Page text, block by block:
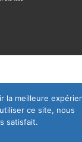
la meilleure
ce site, nous
satisfait.